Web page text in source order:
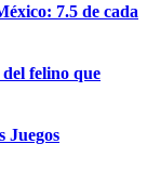
7.5 de cada
felino que
Juegos